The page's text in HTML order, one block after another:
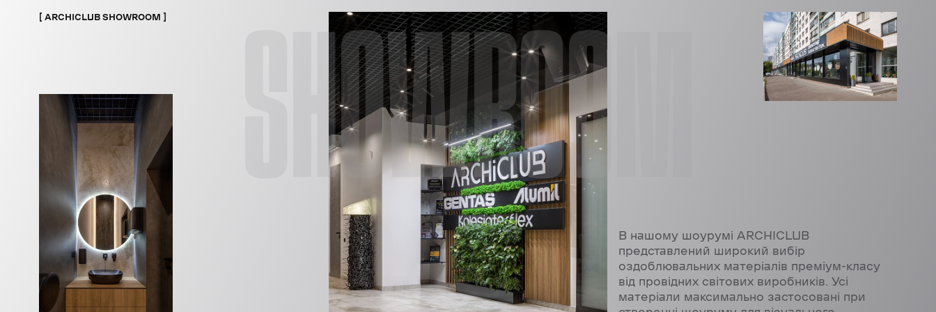
SHOWROOM
ARCHICLUB SHOWROOM
В нашому шоурумі ARCHICLUB
представлений широкий вибір
оздоблювальних матеріалів преміум-класу
від провідних світових виробників. Усі
матеріали максимально застосовані при